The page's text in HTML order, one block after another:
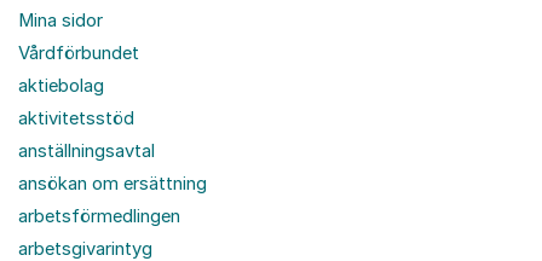
Mina sidor
Vårdförbundet
aktiebolag
aktivitetsstöd
anställningsavtal
ansökan om ersättning
arbetsförmedlingen
arbetsgivarintyg